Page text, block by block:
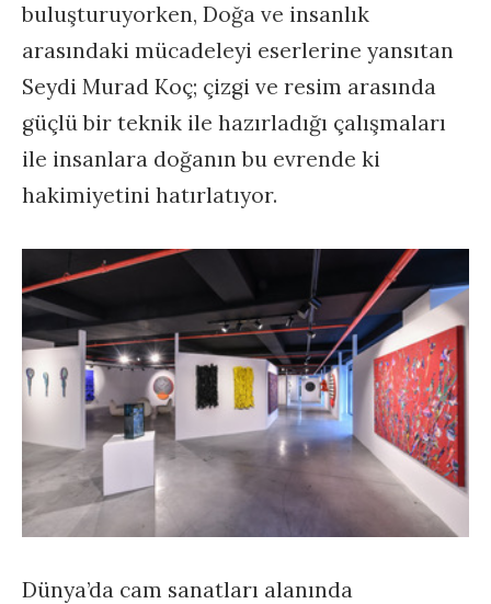
buluşturuyorken, Doğa ve insanlık
arasındaki mücadeleyi eserlerine yansıtan
Seydi Murad Koç; çizgi ve resim arasında
güçlü bir teknik ile hazırladığı çalışmaları
ile insanlara doğanın bu evrende ki
hakimiyetini hatırlatıyor.
Dünya’da cam sanatları alanında